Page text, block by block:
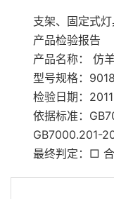
支​架​、​固​定​式​灯​
产品检验报告
产品名称： 仿羊
型号规格：
检验日期：
依据标准：
GB7000.201-
最终判定：□ 合